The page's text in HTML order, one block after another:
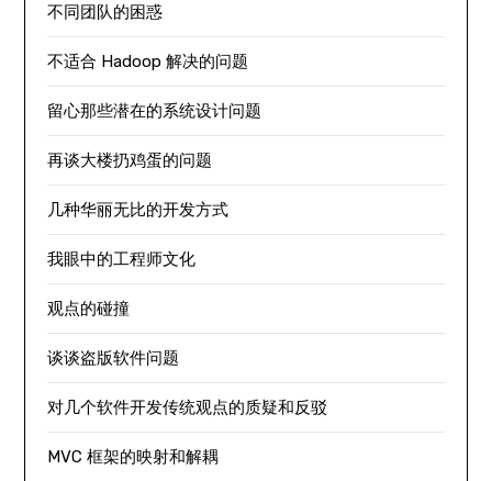
不同团队的困惑
不适合 Hadoop 解决的问题
留心那些潜在的系统设计问题
再谈大楼扔鸡蛋的问题
几种华丽无比的开发方式
我眼中的工程师文化
观点的碰撞
谈谈盗版软件问题
对几个软件开发传统观点的质疑和反驳
MVC 框架的映射和解耦